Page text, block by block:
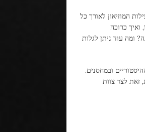
המוזיאון לאורך כל
ואיך כרוכה
ומה עוד ניתן לגלות
ובמחסנים.
זאת לצד צוות